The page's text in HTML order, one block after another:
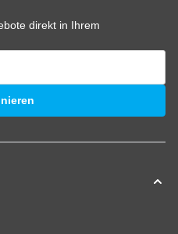
direkt in Ihrem